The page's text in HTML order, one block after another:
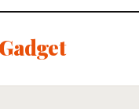
Gadget